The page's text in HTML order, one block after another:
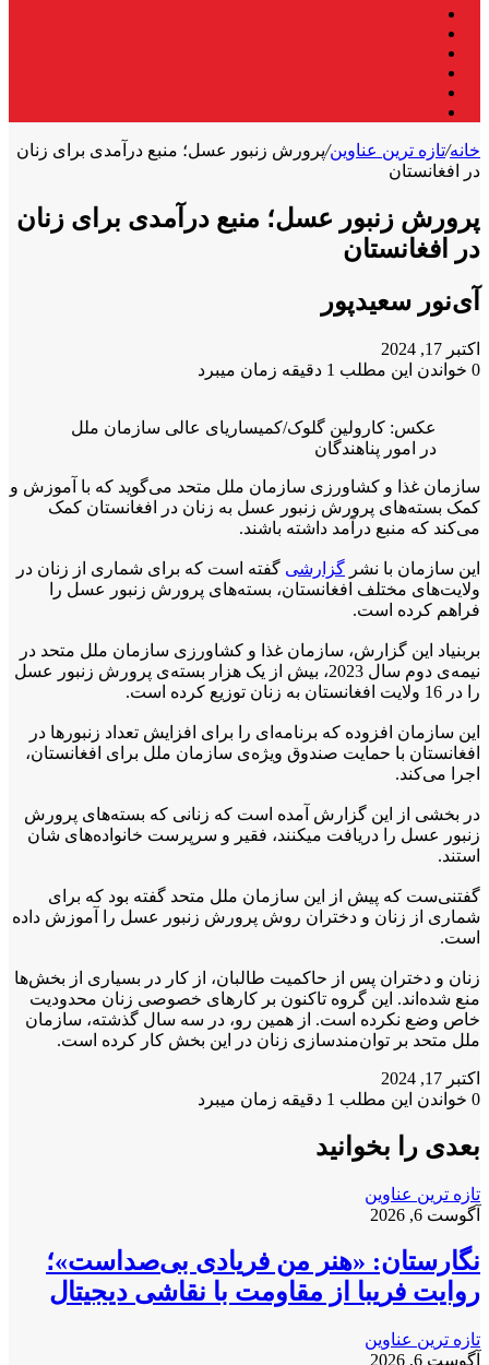
خانه/تازه ترین عناوین/پرورش زنبور عسل؛ منبع درآمدی برای زنان
در افغانستان
پرورش زنبور عسل؛ منبع درآمدی برای زنان
در افغانستان
آی‌نور سعیدپور
اکتبر 17, 2024
0 خواندن این مطلب 1 دقیقه زمان میبرد
عکس: کارولین گلوک/کمیساریای عالی سازمان ملل
در امور پناهندگان
سازمان غذا و کشاورزی سازمان ملل متحد می‌گوید که با آموزش و
کمک بسته‌های پرورش زنبور عسل به زنان در افغانستان کمک
می‌کند که منبع درآمد داشته باشند.
این سازمان با نشر گزارشی گفته است که برای شماری از زنان در
ولایت‌های مختلف افغانستان، بسته‌های پرورش زنبور عسل را
فراهم کرده است.
بربنیاد این گزارش، سازمان غذا و کشاورزی سازمان ملل متحد در
نیمه‌ی دوم سال 2023، بیش از یک هزار بسته‌ی پرورش زنبور عسل
را در 16 ولایت افغانستان به زنان توزیع کرده است.
این سازمان افزوده که برنامه‌ای را برای افزایش تعداد زنبورها در
افغانستان با حمایت صندوق ویژه‌ی سازمان ملل برای افغانستان،
اجرا می‌کند.
در بخشی از این گزارش آمده است که زنانی که بسته‌های پرورش
زنبور عسل را دریافت می‎کنند، فقیر و سرپرست خانواده‌های شان
استند.
گفتنی‌ست که پیش از این سازمان ملل متحد گفته بود که برای
شماری از زنان و دختران روش پرورش زنبور عسل را آموزش داده
است.
زنان و دختران پس از حاکمیت طالبان، از کار در بسیاری از بخش‌ها
منع شده‌اند. این گروه تاکنون بر کارهای خصوصی زنان محدودیت‌
خاص وضع نکرده است. از همین رو، در سه سال گذشته، سازمان
ملل متحد بر توان‌مندسازی زنان در این بخش کار کرده است.
اکتبر 17, 2024
0 خواندن این مطلب 1 دقیقه زمان میبرد
بعدی را بخوانید
تازه ترین عناوین
آگوست 6, 2026
نگارستان: «هنر من فریادی بی‌صداست»؛
روایت فریبا از مقاومت با نقاشی دیجیتال
تازه ترین عناوین
آگوست 6, 2026